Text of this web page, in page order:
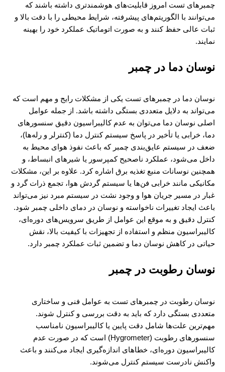
چمبرهای تست امروز قابلیت‌های هوشمندتری داشته باشند که
می‌توانند با الگوریتم‌های پیشرفته، شرایط محیطی را با دقت بالا و
ثبات عالی حفظ کنند و به صورت اتوماتیک عملکرد خود را بهینه
نمایند.
نوسان دما در چمبر
نوسان دما در چمبرهای تست یکی از مشکلات رایج و مهم است که
می‌تواند به دلایل متعددی بستگی داشته باشد. از جمله عوامل
اصلی نوسان دما می‌توان به عدم کالیبراسیون دقیق سنسورهای
دما، خرابی یا تأخیر در پاسخ سیستم کنترل دما (کنترلر و رله‌ها)،
ضعف در سیستم عایق‌بندی چمبر که باعث نفوذ هوای محیط به
داخل می‌شود، عملکرد ناصحیح کمپرسور یا شیرهای انبساط، و
همچنین نوسانات منبع تغذیه برق اشاره کرد. علاوه بر این، مشکلات
مکانیکی مانند خرابی فن‌ها یا سیستم گردش هوا، تجمع ذرات گرد و
غبار در مسیر جریان هوا و وجود نشت در سیستم مبرد نیز می‌تواند
باعث ایجاد تغییرات ناخواسته و نوسان در دمای داخلی چمبر شود.
کنترل دقیق و به موقع این عوامل از طریق سرویس‌های دوره‌ای،
کالیبراسیون منظم و استفاده از تجهیزات با کیفیت بالا، نقش
حیاتی در کاهش نوسان دما و تضمین ثبات عملکرد چمبر دارد.
نوسان رطوبت در چمبر
نوسان رطوبت در چمبرهای تست به عوامل فنی و ساختاری
متعددی بستگی دارد که باید به دقت بررسی و کنترل شوند.
مهم‌ترین علت‌ها شامل دقت پایین یا کالیبراسیون نامناسب
سنسورهای رطوبت (Hygrometer) است که در صورت عدم
کالیبراسیون دوره‌ای، خطاهای اندازه‌گیری ایجاد می‌کنند و باعث
واکنش نادرست سیستم کنترل می‌شوند.